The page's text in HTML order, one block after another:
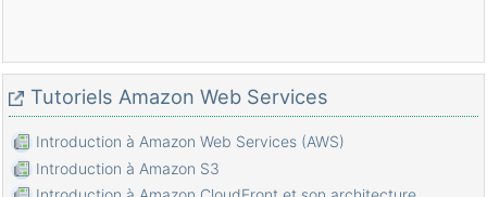
Tutoriels Amazon Web Services
Introduction à Amazon Web Services (AWS)
Introduction à Amazon S3